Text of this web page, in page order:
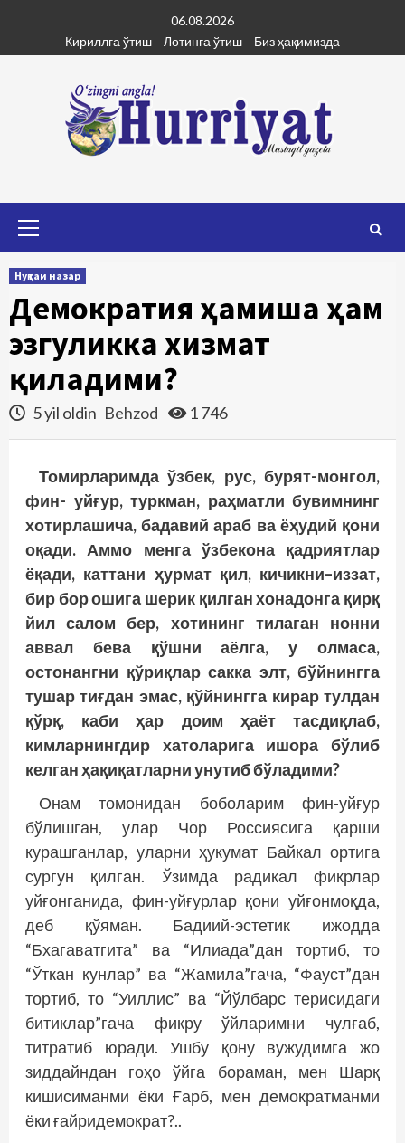
content
06.08.2026
Кириллга ўтиш
Лотинга ўтиш Биз ҳақимизда
Нуқтаи назар
Демократия ҳамиша ҳам
эзгуликка хизмат
қиладими?
5 yil oldin Behzod 1 746
Томирларимда ўзбек, рус, бурят-монгол,
фин- уйғур, туркман, раҳматли бувимнинг
хотирлашича, бадавий араб ва ёҳудий қони
оқади. Аммо менга ўзбекона қадриятлар
ёқади, каттани ҳурмат қил, кичикни–иззат,
бир бор ошига шерик қилган хонадонга қирқ
йил салом бер, хотининг тилаган нонни
аввал бева қўшни аёлга, у олмаса,
остонангни қўриқлар сакка элт, бўйнингга
тушар тиғдан эмас, қўйнингга кирар тулдан
қўрқ, каби ҳар доим ҳаёт тасдиқлаб,
кимларнингдир хатоларига ишора бўлиб
келган ҳақиқатларни унутиб бўладими?
Онам томонидан боболарим фин-уйғур
бўлишган, улар Чор Россиясига қарши
курашганлар, уларни ҳукумат Байкал ортига
сургун қилган. Ўзимда радикал фикрлар
уйғонганида, фин-уйғурлар қони уйғонмоқда,
деб қўяман. Бадиий-эстетик ижодда
“Бхагаватгита” ва “Илиада”дан тортиб, то
“Ўткан кунлар” ва “Жамила”гача, “Фауст”дан
тортиб, то “Уиллис” ва “Йўлбарс терисидаги
битиклар”гача фикру ўйларимни чулғаб,
титратиб юради. Ушбу қону вужудимга жо
зиддайндан гоҳо ўйга бораман, мен Шарқ
кишисиманми ёки Ғарб, мен демократманми
ёки ғайридемократ?..